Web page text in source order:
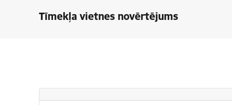
Tīmekļa vietnes novērtējums
Vai šī informācija bija noderīga?